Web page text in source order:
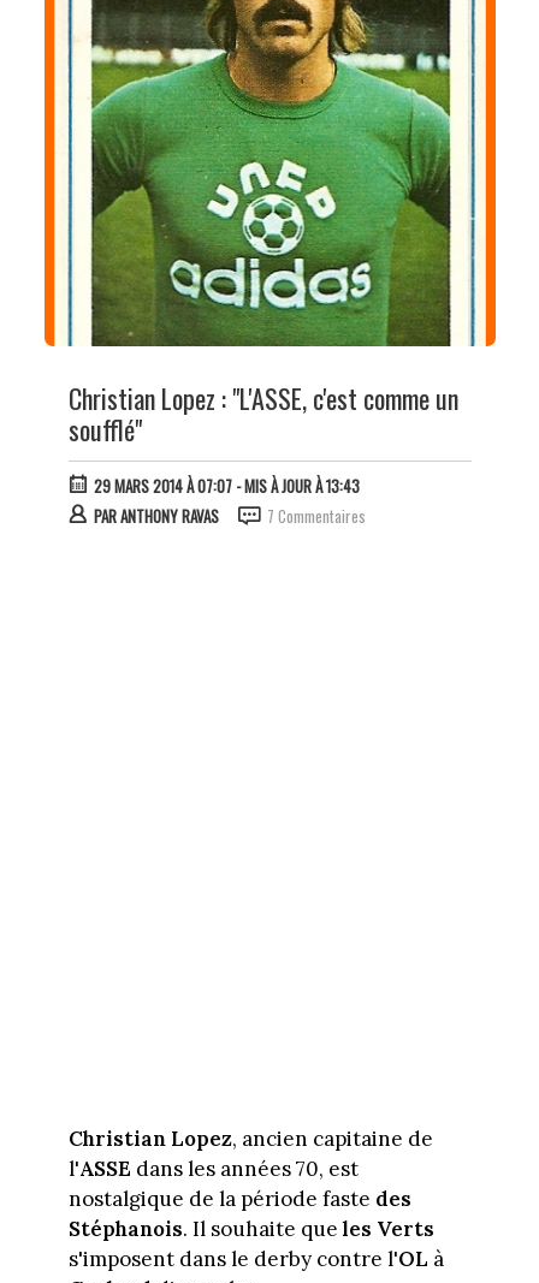
Christian Lopez : "L'ASSE, c'est comme un
soufflé"
29 MARS 2014 À 07:07- MIS À JOUR À 13:43
PARANTHONY RAVAS 7 Commentaires
Christian Lopez, ancien capitaine de
l'ASSE dans les années 70, est
nostalgique de la période faste des
Stéphanois. Il souhaite queles Verts
s'imposent dans le derby contre l'OL à